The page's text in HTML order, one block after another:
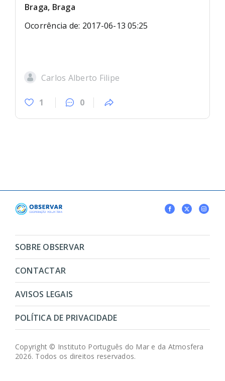
Braga, Braga
Ocorrência de: 2017-06-13 05:25
Carlos Alberto Filipe
1 0
SOBRE OBSERVAR
CONTACTAR
AVISOS LEGAIS
POLÍTICA DE PRIVACIDADE
Copyright © Instituto Português do Mar e da Atmosfera
2026. Todos os direitos reservados.